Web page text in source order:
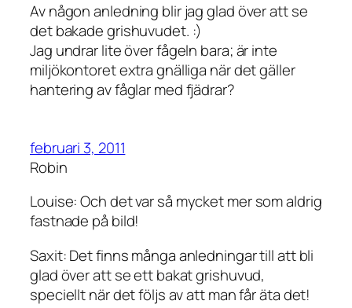
Av någon anledning blir jag glad över att se
det bakade grishuvudet. :)
Jag undrar lite över fågeln bara; är inte
miljökontoret extra gnälliga när det gäller
hantering av fåglar med fjädrar?
februari 3, 2011
Robin
Louise: Och det var så mycket mer som aldrig
fastnade på bild!
Saxit: Det finns många anledningar till att bli
glad över att se ett bakat grishuvud,
speciellt när det följs av att man får äta det!